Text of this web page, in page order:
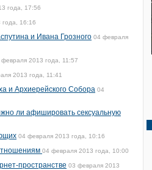
года, 17:56
16:16
и Ивана Грозного 04 февраля
февраля 2013 года, 11:57
2013 года, 11:41
и Архиерейского Собора 04
ли афишировать сексуальную
04 февраля 2013 года, 10:16
04 февраля 2013 года, 10:00
пространстве 03 февраля 2013